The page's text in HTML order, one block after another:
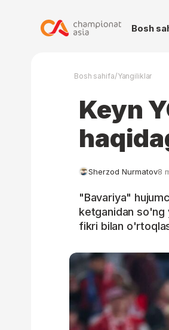
Bosh
Bosh sahifa/Yangiliklar
Keyn
Sherzod Nurmatov8
"Bavariya"
ketganidan so'ng
fikri bilan